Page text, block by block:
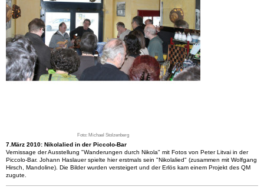
Foto: Michael Stolzenberg
7.März 2010: Nikolalied in der Piccolo-Bar
Vernissage der Ausstellung "Wanderungen durch Nikola" mit Fotos von Peter Litvai in der
Piccolo-Bar. Johann Haslauer spielte hier erstmals sein "Nikolalied" (zusammen mit Wolfgang
Hirsch, Mandoline). Die Bilder wurden versteigert und der Erlös kam einem Projekt des QM
zugute.